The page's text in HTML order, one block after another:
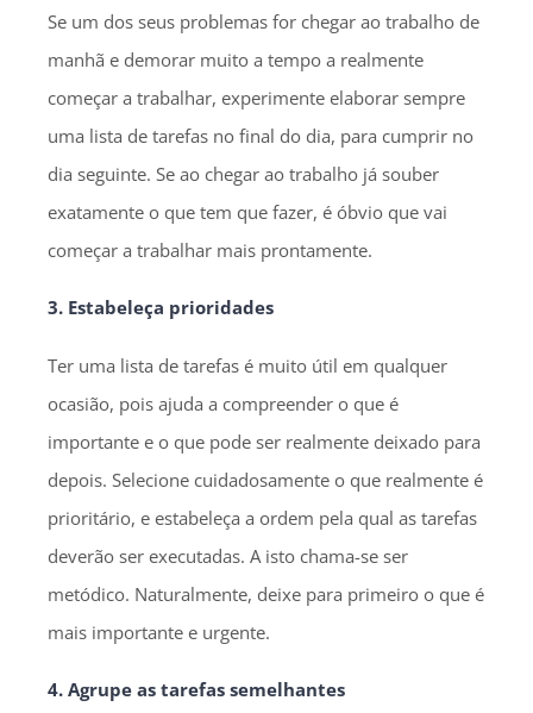
Se um dos seus problemas for chegar ao trabalho de
manhã e demorar muito a tempo a realmente
começar a trabalhar, experimente elaborar sempre
uma lista de tarefas no final do dia, para cumprir no
dia seguinte. Se ao chegar ao trabalho já souber
exatamente o que tem que fazer, é óbvio que vai
começar a trabalhar mais prontamente.
3. Estabeleça prioridades
Ter uma lista de tarefas é muito útil em qualquer
ocasião, pois ajuda a compreender o que é
importante e o que pode ser realmente deixado para
depois. Selecione cuidadosamente o que realmente é
prioritário, e estabeleça a ordem pela qual as tarefas
deverão ser executadas. A isto chama-se ser
metódico. Naturalmente, deixe para primeiro o que é
mais importante e urgente.
4. Agrupe as tarefas semelhantes